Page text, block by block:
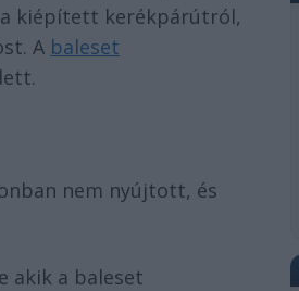
kiépített kerékpárútról,
A baleset
nem nyújtott, és
akik a baleset